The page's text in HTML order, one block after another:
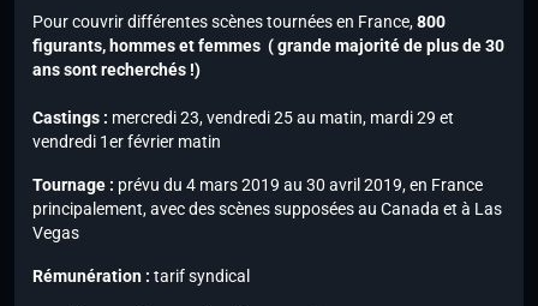
Pour couvrir différentes scènes tournées en France,800
figurants, hommes et femmes ( grande majorité de plus de 30
ans sont recherchés !)
Castings : mercredi 23, vendredi 25 au matin, mardi 29 et
vendredi 1er février matin
Tournage : prévu du 4 mars 2019 au 30 avril 2019, en France
principalement, avec des scènes supposées au Canada et à Las
Vegas
Rémunération : tarif syndical